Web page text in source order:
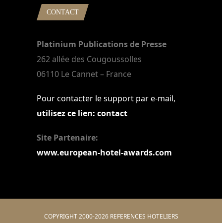
CONTACT
Platinium Publications de Presse
262 allée des Cougoussolles
06110 Le Cannet – France
Pour contacter le support par e-mail,
utilisez ce lien: contact
Site Partenaire:
www.european-hotel-awards.com
COPYRIGHT 2000-2026 REFERENCES HOTELIERS